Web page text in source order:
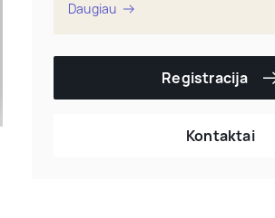
Daugiau
Registracija
Kontaktai